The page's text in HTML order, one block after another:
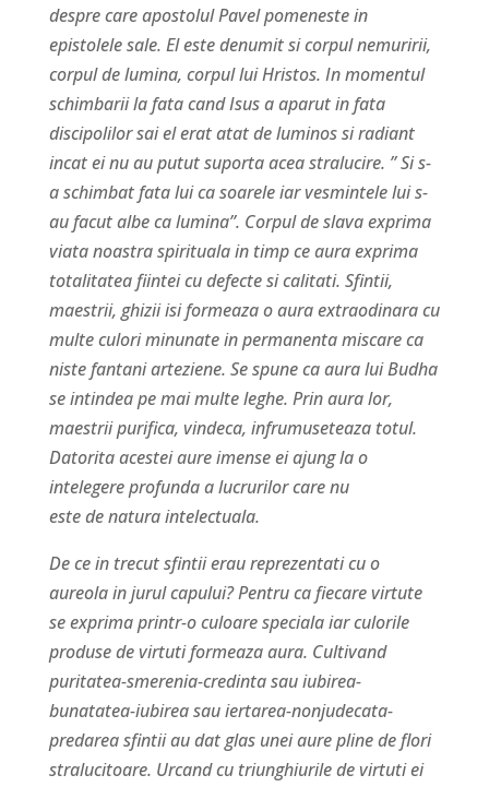
despre care apostolul Pavel pomeneste in
epistolele sale. El este denumit si corpul nemuririi,
corpul de lumina, corpul lui Hristos. In momentul
schimbarii la fata cand Isus a aparut in fata
discipolilor sai el erat atat de luminos si radiant
incat ei nu au putut suporta acea stralucire. ” Si s-
a schimbat fata lui ca soarele iar vesmintele lui s-
au facut albe ca lumina”. Corpul de slava exprima
viata noastra spirituala in timp ce aura exprima
totalitatea fiintei cu defecte si calitati. Sfintii,
maestrii, ghizii isi formeaza o aura extraodinara cu
multe culori minunate in permanenta miscare ca
niste fantani arteziene. Se spune ca aura lui Budha
se intindea pe mai multe leghe. Prin aura lor,
maestrii purifica, vindeca, infrumuseteaza totul.
Datorita acestei aure imense ei ajung la o
intelegere profunda a lucrurilor care nu
este de natura intelectuala.
De ce in trecut sfintii erau reprezentati cu o
aureola in jurul capului? Pentru ca fiecare virtute
se exprima printr-o culoare speciala iar culorile
produse de virtuti formeaza aura. Cultivand
puritatea-smerenia-credinta sau iubirea-
bunatatea-iubirea sau iertarea-nonjudecata-
predarea sfintii au dat glas unei aure pline de flori
stralucitoare. Urcand cu triunghiurile de virtuti ei